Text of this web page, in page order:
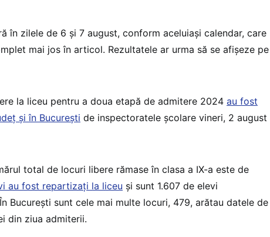
în zilele de 6 și 7 august, conform aceluiași calendar, care
mai jos în articol. Rezultatele ar urma să se afișeze pe
la liceu pentru a doua etapă de admitere 2024 au fost
și în București de inspectoratele școlare vineri, 2 august
total de locuri libere rămase în clasa a IX-a este de
au fost repartizați la liceu și sunt 1.607 de elevi
București sunt cele mai multe locuri, 479, arătau datele de
din ziua admiterii.